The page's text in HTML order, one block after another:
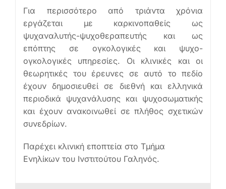
Για περισσότερο από τριάντα χρόνια
εργάζεται με καρκινοπαθείς ως
ψυχαναλυτής-ψυχοθεραπευτής και ως
επόπτης σε ογκολογικές και ψυχο-
ογκολογικές υπηρεσίες. Οι κλινικές και οι
θεωρητικές του έρευνες σε αυτό το πεδίο
έχουν δημοσιευθεί σε διεθνή και ελληνικά
περιοδικά ψυχανάλυσης και ψυχοσωματικής
και έχουν ανακοινωθεί σε πλήθος σχετικών
συνεδρίων.
Παρέχει κλινική εποπτεία στο Τμήμα
Ενηλίκων του Ινστιτούτου Γαληνός.